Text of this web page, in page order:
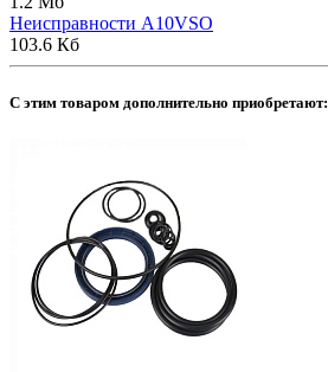
Неисправности A10VSO
103.6 Кб
C этим товаром дополнительно приобретают: